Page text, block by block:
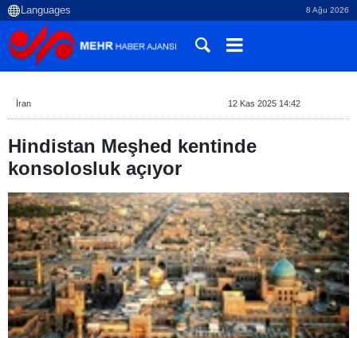
8 Ağu 2026
İran 12 Kas 2025 14:42
Hindistan Meşhed kentinde
konsolosluk açıyor